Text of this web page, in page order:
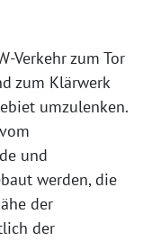
Verkehr zum Tor
zum Klärwerk
umzulenken.
und
werden, die
der
der